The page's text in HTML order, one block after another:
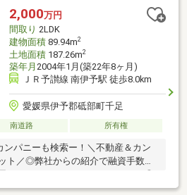
2,000万円
間取り 2LDK
建物面積89.94m2
土地面積187.26m2
築年月 2004年1月(築22年8ヶ月)
ＪＲ予讃線 南伊予駅 徒歩8.0km
愛媛県伊予郡砥部町千足
南道路 所有権
パニーも検索ー！＼不動産＆カン
ト／◎弊社からの紹介で融資手数料
があります！◎金額的に最小限で済